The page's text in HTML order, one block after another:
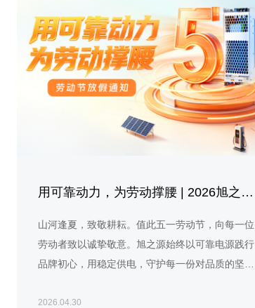
用可靠动力，为劳动撑腰 | 2026旭之源劳动节放假通知
山河逢夏，致敬耕耘。值此五一劳动节，向每一位
劳动者致以诚挚敬意。旭之源始终以可靠电源践行
品牌初心，用稳定供电，守护每一份对品质的坚
2026.04.30